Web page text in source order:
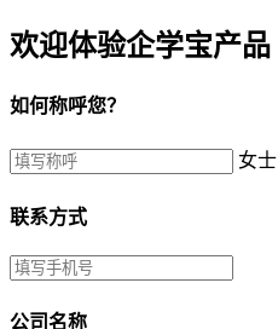
欢迎体验企学宝产品
如何称呼您？
女士
联系方式
公司名称